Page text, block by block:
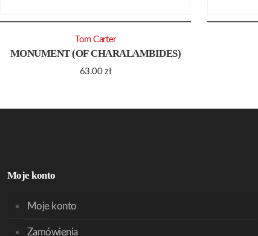
MONUMENT (OF CHARALAMBIDES)
63.00zł
Tom Carter
Moje konto
Moje konto
Zamówienia